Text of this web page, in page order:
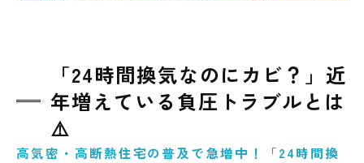
「24時間換気なのにカビ？」近
年増えている負圧トラブルとは
⚠️
高気密・高断熱住宅の普及で急増中！「24時間換